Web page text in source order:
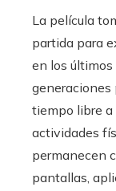
La película
partida para
en los últimos
generaciones
tiempo libre a
actividades
permanecen
pantallas,